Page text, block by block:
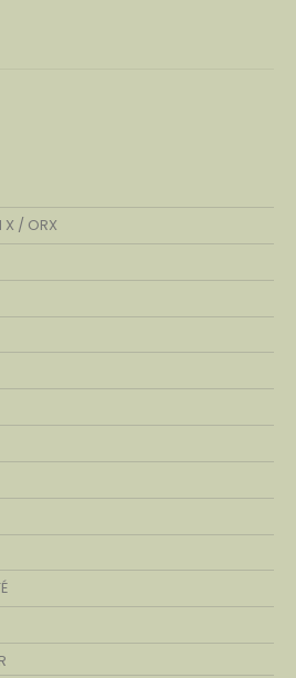
X / ORX